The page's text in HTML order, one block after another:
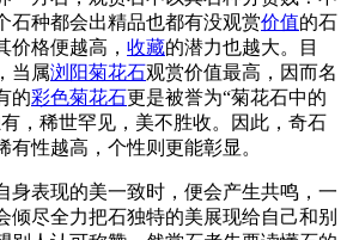
石种都会出精品也都有没观赏价值的石
价格便越高， 收藏的潜力也越大。目
当属浏阳菊花石观赏价值最高，因而名
的彩色菊花石更是被誉为“菊花石中的
，稀世罕见，美不胜收。因此，奇石
有性越高，个性则更能彰显。
身表现的美一致时，便会产生共鸣，一
倾尽全力把石独特的美展现给自己和别